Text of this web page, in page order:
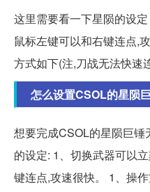
这里需要看一下星陨的设
鼠标左键可以和右键连点,
方式如下(注,刀战无法快速
怎么设置CSOL的星陨
想要完成CSOL的星陨巨
的设定: 1、切换武器可以
键连点,攻速很快。 1、操作